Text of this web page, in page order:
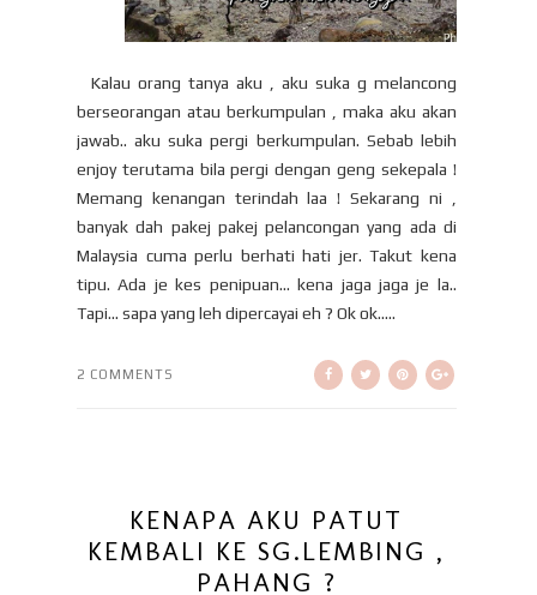
Kalau orang tanya aku , aku suka g melancong
berseorangan atau berkumpulan , maka aku akan
jawab.. aku suka pergi berkumpulan. Sebab lebih
enjoy terutama bila pergi dengan geng sekepala !
Memang kenangan terindah laa ! Sekarang ni ,
banyak dah pakej pakej pelancongan yang ada di
Malaysia cuma perlu berhati hati jer. Takut kena
tipu. Ada je kes penipuan… kena jaga jaga je la..
Tapi… sapa yang leh dipercayai eh ? Ok ok.....
2 COMMENTS
KENAPA AKU PATUT
KEMBALI KE SG.LEMBING ,
PAHANG ?